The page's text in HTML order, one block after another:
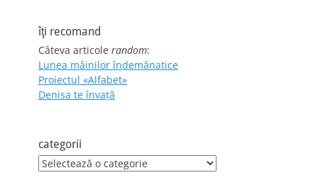
îţi recomand
Câteva articole random:
Lunea mâinilor îndemânatice
Proiectul «Alfabet»
Denisa te învaţă
categorii
categorii